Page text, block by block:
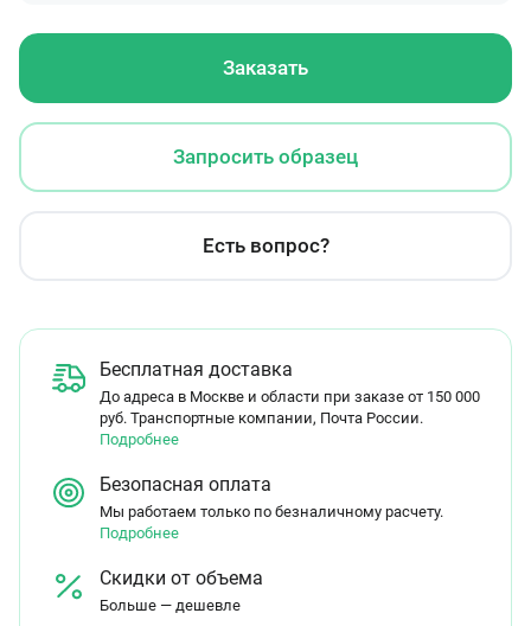
Заказать
Запросить образец
Есть вопрос?
Бесплатная доставка
До адреса в Москве и области при заказе от 150 000
руб. Транспортные компании, Почта России.
Подробнее
Безопасная оплата
Мы работаем только по безналичному расчету.
Подробнее
Скидки от объема
Больше — дешевле